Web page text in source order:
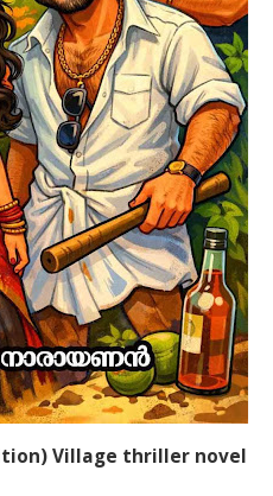
Village thriller novel